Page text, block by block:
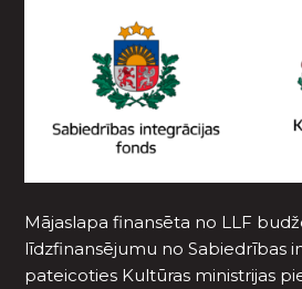
Mājaslapa finansēta no LLF
līdzfinansējumu no Sabiedrības
pateicoties Kultūras ministrijas